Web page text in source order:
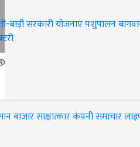
बाड़ीसरकारी योजनाएंपशुपालन
बाजारसाक्षात्कारकंपनी समाचार